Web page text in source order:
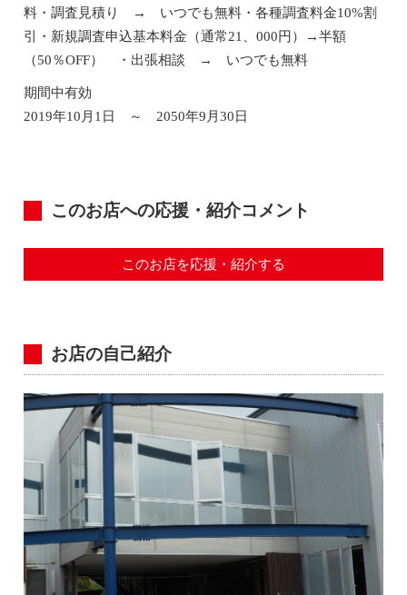
料・調査見積り → いつでも無料・各種調査料金10%割
引・新規調査申込基本料金（通常21、000円）→半額
（50％OFF） ・出張相談 → いつでも無料
期間中有効
2019年10月1日 ～ 2050年9月30日
このお店への応援・紹介コメント
このお店を応援・紹介する
お店の自己紹介